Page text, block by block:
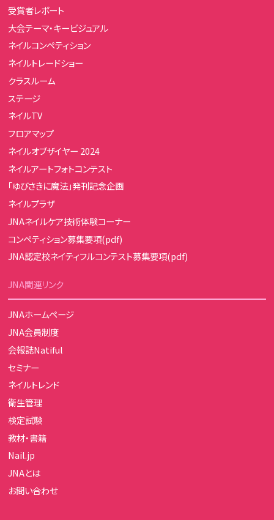
受賞者レポート
大会テーマ・キービジュアル
ネイルコンペティション
ネイルトレードショー
クラスルーム
ステージ
ネイルTV
フロアマップ
ネイルオブザイヤー 2024
ネイルアートフォトコンテスト
「ゆびさきに魔法」発刊記念企画
ネイルプラザ
JNAネイルケア技術体験コーナー
コンペティション募集要項(pdf)
JNA認定校ネイティフルコンテスト募集要項(pdf)
JNA関連リンク
JNAホームページ
JNA会員制度
会報誌Natiful
セミナー
ネイルトレンド
衛生管理
検定試験
教材・書籍
Nail.jp
JNAとは
お問い合わせ